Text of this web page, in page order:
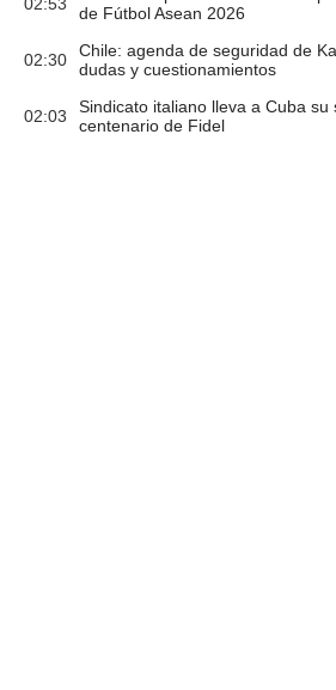
de Fútbol Asean 2026
02:30
Chile: agenda de seguridad de
dudas y cuestionamientos
02:03
Sindicato italiano lleva a Cuba su
centenario de Fidel